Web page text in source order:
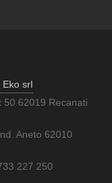
Eko srl
50 62019 Recanati
Aneto 62010
227 250